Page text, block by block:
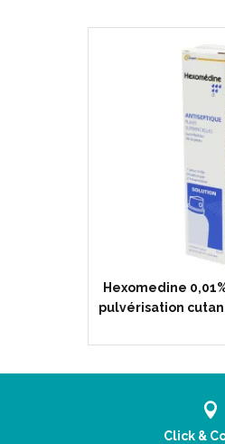
Hexomedine
pulvérisation
Click &